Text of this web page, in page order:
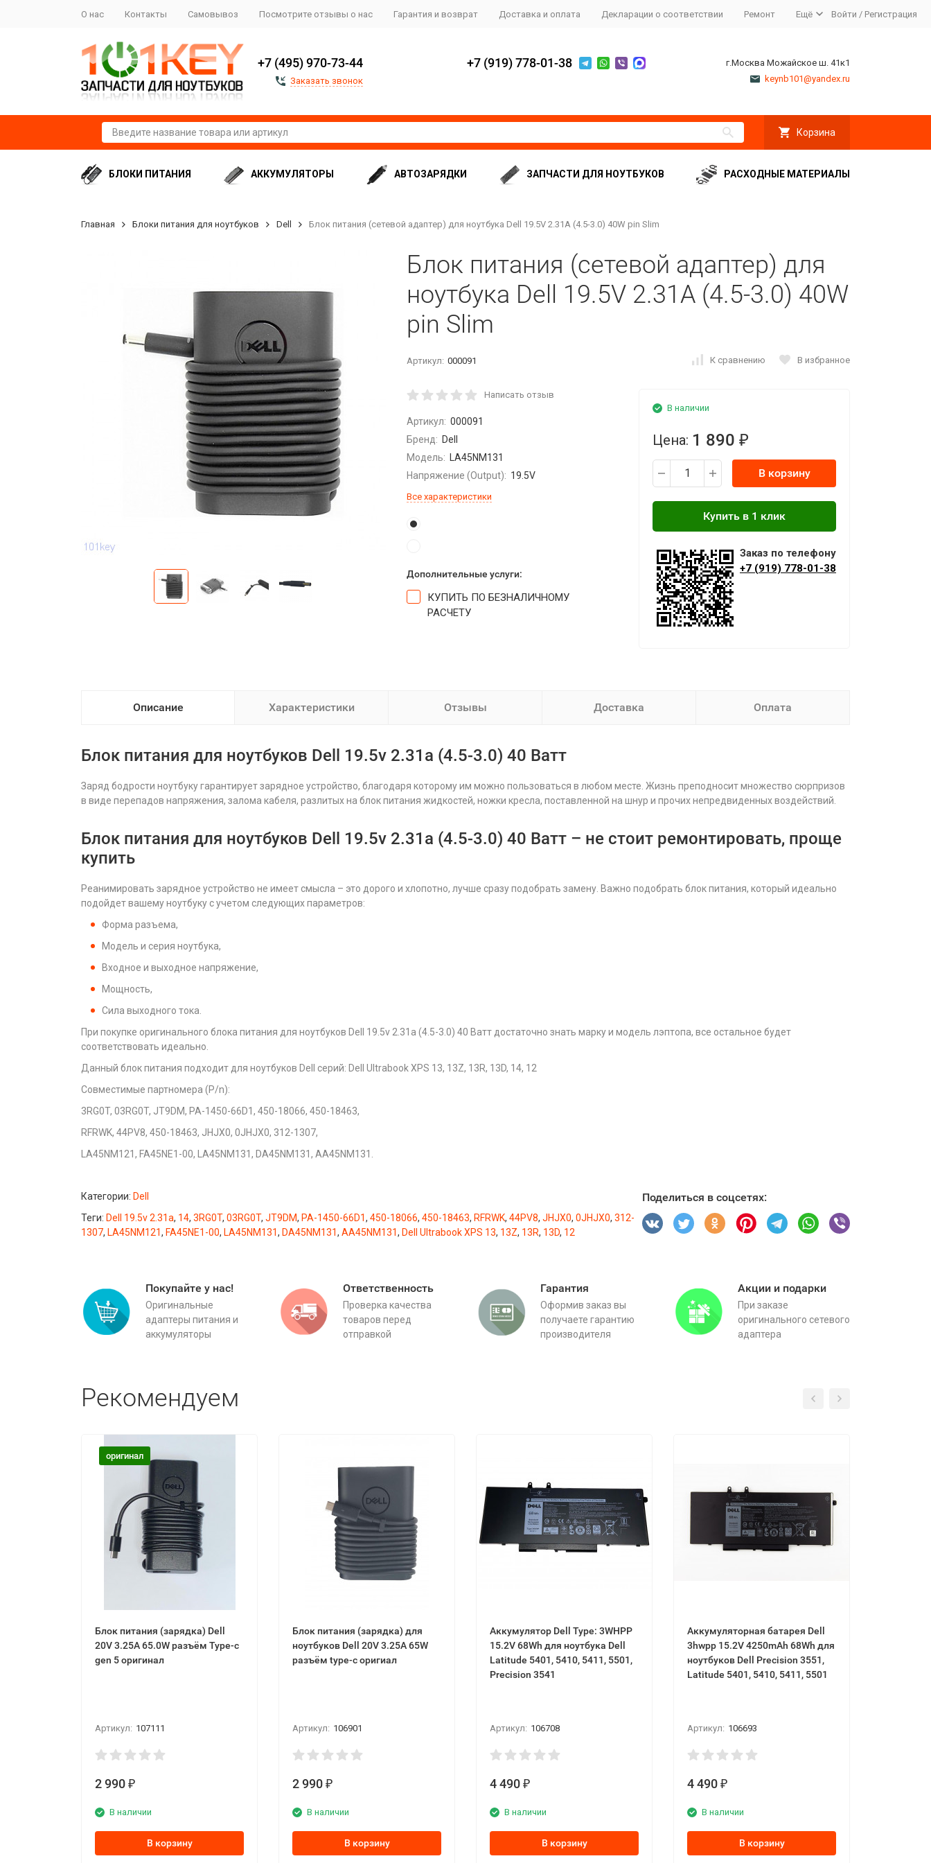
О нас Контакты Самовывоз Посмотрите отзывы о нас Гарантия и возврат Доставка и оплата Декларации о соответствии Ремонт Ещё Войти / Регистрация
+7 (495) 970-73-44
Заказать звонок
+7 (919) 778-01-38
г.Москва Можайское ш. 41к1
keynb101@yandex.ru
Корзина
БЛОКИ ПИТАНИЯ АККУМУЛЯТОРЫ АВТОЗАРЯДКИ ЗАПЧАСТИ ДЛЯ НОУТБУКОВ РАСХОДНЫЕ МАТЕРИАЛЫ
Главная Блоки питания для ноутбуков Dell Блок питания (сетевой адаптер) для ноутбука Dell 19.5V 2.31A (4.5-3.0) 40W pin Slim
Блок питания (сетевой адаптер) для
ноутбука Dell 19.5V 2.31A (4.5-3.0) 40W
pin Slim
Артикул: 000091 К сравнению В избранное
Написать отзыв
Артикул: 000091
Бренд: Dell
Модель:
LA45NM131
Напряжение (Output): 19.5V
Все характеристики
Дополнительные услуги:
КУПИТЬ ПО БЕЗНАЛИЧНОМУ
РАСЧЕТУ
В наличии
Цена: 1 890 ₽
В корзину
Заказ по телефону
+7 (919) 778-01-38
Описание Характеристики Отзывы Доставка Оплата
Блок питания для ноутбуков Dell 19.5v 2.31a (4.5-3.0) 40 Ватт
Заряд бодрости ноутбуку гарантирует зарядное устройство, благодаря которому им можно пользоваться в любом месте. Жизнь преподносит множество сюрпризов
в виде перепадов напряжения, залома кабеля, разлитых на блок питания жидкостей, ножки кресла, поставленной на шнур и прочих непредвиденных воздействий.
Блок питания для ноутбуков Dell 19.5v 2.31a (4.5-3.0) 40 Ватт – не стоит ремонтировать, проще
купить
Реанимировать зарядное устройство не имеет смысла – это дорого и хлопотно, лучше сразу подобрать замену. Важно подобрать блок питания, который идеально
подойдет вашему ноутбуку с учетом следующих параметров:
Форма разъема,
Модель и серия ноутбука,
Входное и выходное напряжение,
Мощность,
Сила выходного тока.
При покупке оригинального блока питания для ноутбуков Dell 19.5v 2.31a (4.5-3.0) 40 Ватт достаточно знать марку и модель лэптопа, все остальное будет
соответствовать идеально.
Данный блок питания подходит для ноутбуков Dell серий: Dell Ultrabook XPS 13, 13Z, 13R, 13D, 14, 12
Совместимые партномера (P/n):
3RG0T, 03RG0T, JT9DM, PA-1450-66D1, 450-18066, 450-18463,
RFRWK, 44PV8, 450-18463, JHJX0, 0JHJX0, 312-1307,
LA45NM121, FA45NE1-00, LA45NM131, DA45NM131, AA45NM131.
Категории: Dell
Теги: Dell 19.5v 2.31a, 14, 3RG0T, 03RG0T, JT9DM, PA-1450-66D1, 450-18066, 450-18463, RFRWK, 44PV8, JHJX0, 0JHJX0, 312-
1307, LA45NM121, FA45NE1-00, LA45NM131, DA45NM131, AA45NM131, Dell Ultrabook XPS 13, 13Z, 13R, 13D, 12
Поделиться в соцсетях:
Покупайте у нас!
Оригинальные
адаптеры питания и
аккумуляторы
Ответственность
Проверка качества
товаров перед
отправкой
Гарантия
Оформив заказ вы
получаете гарантию
производителя
Акции и подарки
При заказе
оригинального сетевого
адаптера
Рекомендуем
оригинал
Блок питания (зарядка) Dell
20V 3.25A 65.0W разъём Type-c
gen 5 оригинал
Артикул: 107111
2 990 ₽
В наличии
В корзину
Блок питания (зарядка) для
ноутбуков Dell 20V 3.25A 65W
разъём type-c оригиал
Артикул: 106901
2 990 ₽
В наличии
В корзину
Аккумулятор Dell Type: 3WHPP
15.2V 68Wh для ноутбука Dell
Latitude 5401, 5410, 5411, 5501,
Precision 3541
Артикул: 106708
4 490 ₽
В наличии
В корзину
Аккумуляторная батарея Dell
3hwpp 15.2V 4250mAh 68Wh для
ноутбуков Dell Precision 3551,
Latitude 5401, 5410, 5411, 5501
Артикул: 106693
4 490 ₽
В наличии
В корзину